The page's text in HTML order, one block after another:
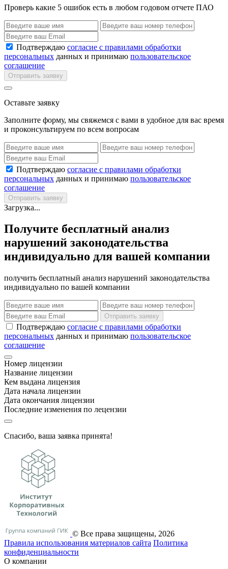
Проверь какие 5 ошибок есть в любом годовом отчете ПАО
Подтверждаю согласие с правилами обработки
персональных данных и принимаю пользовательское
соглашение
Отправить заявку
Оставьте заявку
Заполните форму, мы свяжемся с вами в удобное для вас время
и проконсультируем по всем вопросам
Подтверждаю согласие с правилами обработки
персональных данных и принимаю пользовательское
соглашение
Отправить заявку
Загрузка...
Получите бесплатный анализ
нарушений законодательства
индивидуально для вашей компании
получить бесплатный анализ нарушений законодательства
индивидуально по вашей компании
Отправить заявку
Подтверждаю согласие с правилами обработки
персональных данных и принимаю пользовательское
соглашение
Номер лицензии
Название лицензии
Кем выдана лицензия
Дата начала лицензии
Дата окончания лицензии
Последние изменения по лецензии
Спасибо, ваша заявка принята!
© Все права защищены, 2026
Правила использования материалов сайта Политика
конфиденциальности
О компании